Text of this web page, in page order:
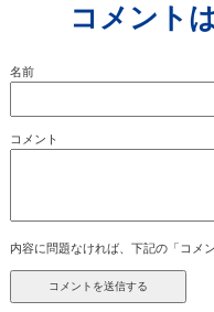
コメント
名前
コメント
内容に問題なければ、下記の「コメ